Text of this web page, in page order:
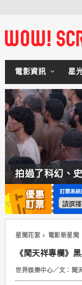
電影資訊 星
拍過了科幻、
星聞花絮 電影新星聞
《聞天祥專欄》
世界娛樂中心／文：聞